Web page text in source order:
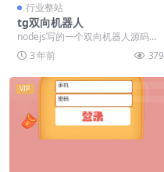
行业整站
tg双向机器人
nodejs写的一个双向机器人源码。
这玩意很简单 ，用chatgpt就可以
直接...3 年前 379
VIP